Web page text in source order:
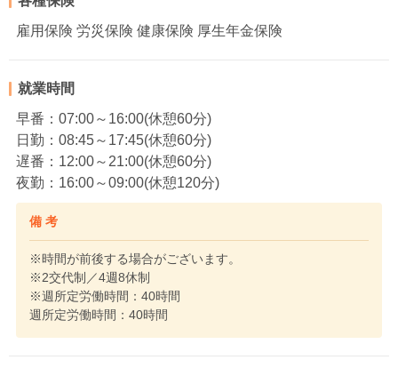
雇用保険 労災保険 健康保険 厚生年金保険
就業時間
早番：07:00～16:00(休憩60分)
日勤：08:45～17:45(休憩60分)
遅番：12:00～21:00(休憩60分)
夜勤：16:00～09:00(休憩120分)
備 考
※時間が前後する場合がございます。
※2交代制／4週8休制
※週所定労働時間：40時間
週所定労働時間：40時間